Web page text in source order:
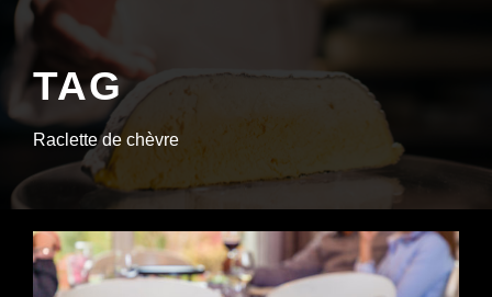
TAG
Raclette de chèvre